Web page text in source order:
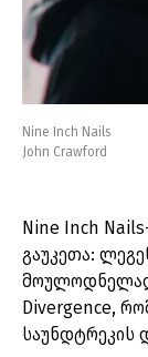
Nine Inch Nails
John Crawford
Nine Inch
გაუკეთა:
მოულოდნელად
Divergence,
საუნდტრეკის